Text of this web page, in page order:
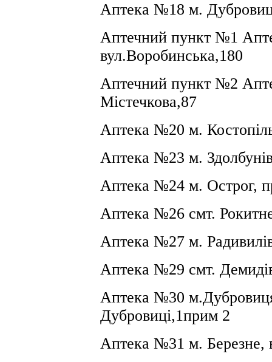
Аптека №18 м.
Аптечний пункт №1
вул.Воробинська,180
Аптечний пункт №2
Містечкова,87
Аптека №20 м.
Аптека №23 м.
Аптека №24 м. Острог,
Аптека №26 смт.
Аптека №27 м.
Аптека №29 смт.
Аптека №30
Дубровиці,1прим 2
Аптека №31 м. Березне,